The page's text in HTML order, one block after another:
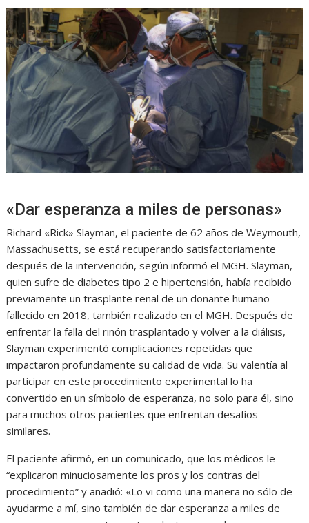
«Dar esperanza a miles de personas»
Richard «Rick» Slayman, el paciente de 62 años de Weymouth,
Massachusetts, se está recuperando satisfactoriamente
después de la intervención, según informó el MGH. Slayman,
quien sufre de diabetes tipo 2 e hipertensión, había recibido
previamente un trasplante renal de un donante humano
fallecido en 2018, también realizado en el MGH. Después de
enfrentar la falla del riñón trasplantado y volver a la diálisis,
Slayman experimentó complicaciones repetidas que
impactaron profundamente su calidad de vida. Su valentía al
participar en este procedimiento experimental lo ha
convertido en un símbolo de esperanza, no solo para él, sino
para muchos otros pacientes que enfrentan desafíos
similares.
El paciente afirmó, en un comunicado, que los médicos le
“explicaron minuciosamente los pros y los contras del
procedimiento” y añadió: «Lo vi como una manera no sólo de
ayudarme a mí, sino también de dar esperanza a miles de